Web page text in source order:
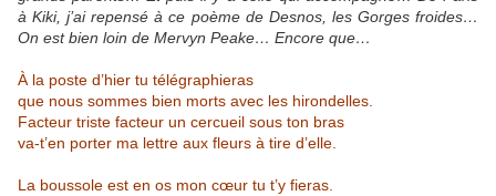
à Kiki, j’ai repensé à ce poème de Desnos, les Gorges froides…
On est bien loin de Mervyn Peake… Encore que…
À la poste d’hier tu télégraphieras
que nous sommes bien morts avec les hirondelles.
Facteur triste facteur un cercueil sous ton bras
va-t’en porter ma lettre aux fleurs à tire d’elle.
La boussole est en os mon cœur tu t’y fieras.